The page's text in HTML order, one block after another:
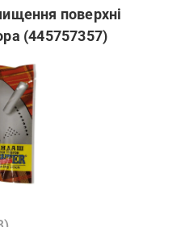
поверхні
(445757357)